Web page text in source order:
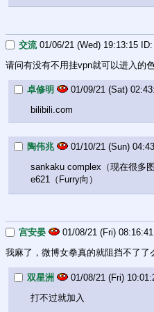
交流 01/06/21 (Wed) 19:13:15
请问有没有不用挂vpn就可以进入的
卓修明 01/09/21 (Sat)
bilibili.com
陶伟兆 01/10/21 (Sun)
sankaku complex（现在很多
e621（Furry向）
宫安晏 01/08/21 (Fri) 08:16:41
我麻了，微博女拳真的就阻挡不了
双星洲 01/08/21 (Fri)
打不过就加入